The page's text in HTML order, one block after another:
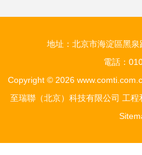
地址：北京市海淀區黑
電話：
Copyright © 2026
至瑞聯（北京）科技有限公司 工程